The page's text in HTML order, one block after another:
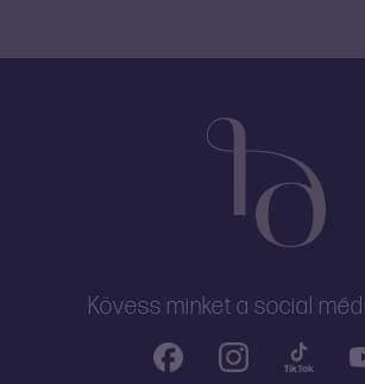
Kövess minket a social